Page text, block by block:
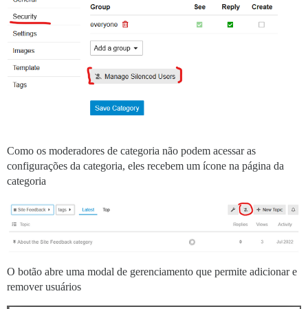
Como os moderadores de categoria não podem acessar as
configurações da categoria, eles recebem um ícone na página da
categoria
O botão abre uma modal de gerenciamento que permite adicionar e
remover usuários